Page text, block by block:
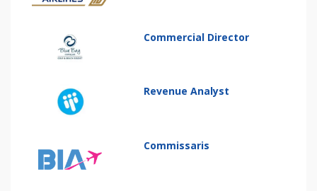
Commercial Director
Revenue Analyst
Commissaris